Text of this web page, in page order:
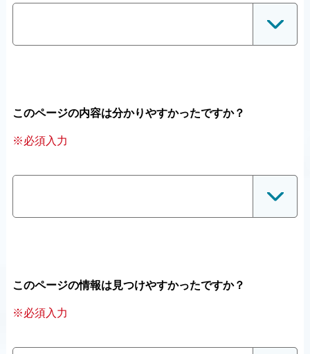
このページの内容は分かりやすかったですか？
※必須入力
このページの情報は見つけやすかったですか？
※必須入力